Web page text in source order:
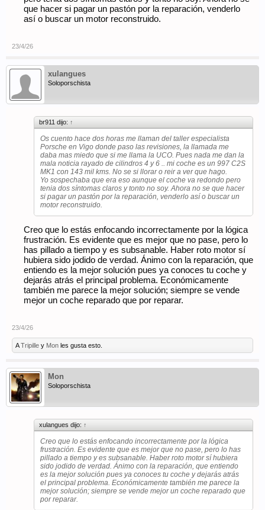
que hacer si pagar un pastón por la reparación, venderlo
así o buscar un motor reconstruido.
23/4/26
xulangues
Soloporschista
br911 dijo: ↑
Os cuento hace dos horas me llaman del taller especialista
Porsche en Vigo donde paso las revisiones, la llamada me
daba mas miedo que si me llama la UCO. Pues nada me dan la
mala noticia rayado de cilindros 4 y 6 .. mi coche es un 997 C2S
MK1 con 143 mil kms. No se si llorar o reir a ver que hago.
Yo sospechaba que era eso aunque el coche va redondo pero
tenia dos síntomas claros y tonto no soy. Ahora no se que hacer
si pagar un pastón por la reparación, venderlo así o buscar un
motor reconstruido.
Creo que lo estás enfocando incorrectamente por la lógica
frustración. Es evidente que es mejor que no pase, pero lo
has pillado a tiempo y es subsanable. Haber roto motor sí
hubiera sido jodido de verdad. Ánimo con la reparación, que
entiendo es la mejor solución pues ya conoces tu coche y
dejarás atrás el principal problema. Económicamente
también me parece la mejor solución; siempre se vende
mejor un coche reparado que por reparar.
23/4/26
ATripille y Mon les gusta esto.
Mon
Soloporschista
xulangues dijo: ↑
Creo que lo estás enfocando incorrectamente por la lógica
frustración. Es evidente que es mejor que no pase, pero lo has
pillado a tiempo y es subsanable. Haber roto motor sí hubiera
sido jodido de verdad. Ánimo con la reparación, que entiendo
es la mejor solución pues ya conoces tu coche y dejarás atrás
el principal problema. Económicamente también me parece la
mejor solución; siempre se vende mejor un coche reparado que
por reparar.